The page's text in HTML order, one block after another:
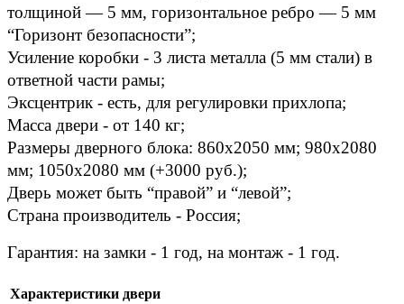
толщиной — 5 мм, горизонтальное ребро — 5 мм
“Горизонт безопасности”;
Усиление коробки - 3 листа металла (5 мм стали) в
ответной части рамы;
Эксцентрик - есть, для регулировки прихлопа;
Масса двери - от 140 кг;
Размеры дверного блока: 860x2050 мм; 980x2080
мм; 1050х2080 мм (+3000 руб.);
Дверь может быть “правой” и “левой”;
Страна производитель - Россия;
Гарантия: на замки - 1 год, на монтаж - 1 год.
Характеристики двери